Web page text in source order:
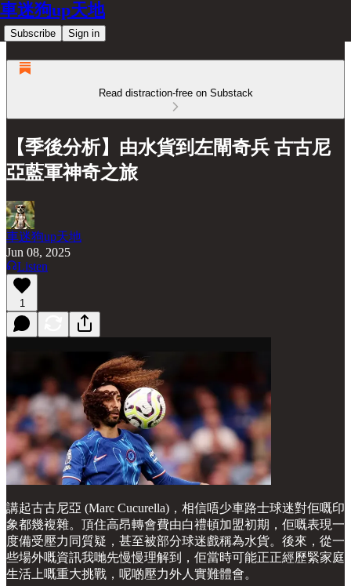
車迷狗up天地
Subscribe Sign in
Read distraction-free on Substack
【季後分析】由水貨到左閘奇兵 古古尼
亞藍軍神奇之旅
車迷狗up天地
Jun 08, 2025
Listen
1
講起古古尼亞 (Marc Cucurella)，相信唔少車路士球迷對佢嘅印
象都幾複雜。頂住高昂轉會費由白禮頓加盟初期，佢嘅表現一
度備受壓力同質疑，甚至被部分球迷戲稱為水貨。後來，從一
些場外嘅資訊我哋先慢慢理解到，佢當時可能正正經歷緊家庭
生活上嘅重大挑戰，呢啲壓力外人實難體會。